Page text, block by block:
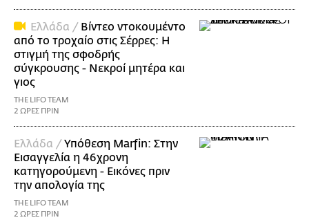
Ελλάδα / Βίντεο ντοκουμέντο
από το τροχαίο στις Σέρρες: Η
στιγμή της σφοδρής
σύγκρουσης - Νεκροί μητέρα και
γιος
THE LIFO TEAM
2 ΩΡΕΣ ΠΡΙΝ
Ελλάδα / Υπόθεση Marfin: Στην
Εισαγγελία η 46χρονη
κατηγορούμενη - Εικόνες πριν
την απολογία της
THE LIFO TEAM
2 ΩΡΕΣ ΠΡΙΝ